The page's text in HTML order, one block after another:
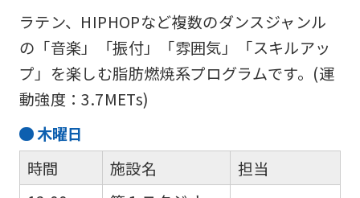
ラテン、HIPHOPなど複数のダンスジャンル
の「音楽」「振付」「雰囲気」「スキルアッ
プ」を楽しむ脂肪燃焼系プログラムです。(運
動強度：3.7METs)
木曜日
時間
施設名
担当